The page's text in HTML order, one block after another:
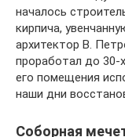
началось
кирпича,
архитектор В.
проработал до 30-
его помещения
наши дни
Соборная